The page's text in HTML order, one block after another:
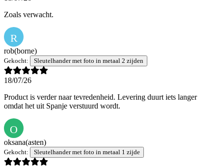
Zoals verwacht.
R
rob(borne)
Gekocht: Sleutelhander met foto in metaal 2 zijden
18/07/26
Product is verder naar tevredenheid. Levering duurt iets langer
omdat het uit Spanje verstuurd wordt.
O
oksana(asten)
Gekocht: Sleutelhander met foto in metaal 1 zijde